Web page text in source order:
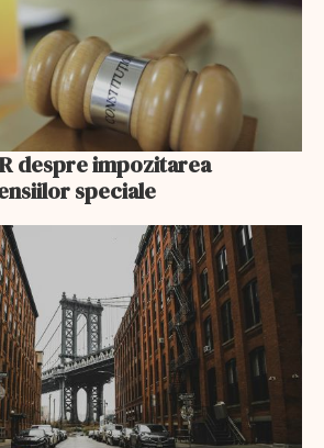
despre impozitarea
speciale